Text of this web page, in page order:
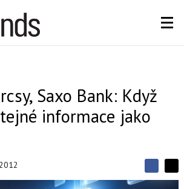
Saxo Bank: Když
informace jako
SS